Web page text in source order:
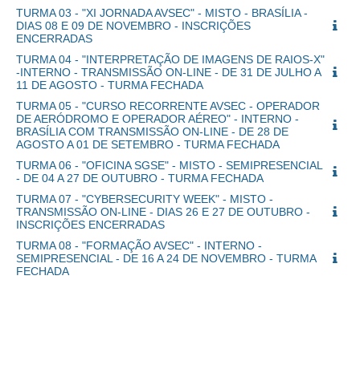
TURMA 03 - "XI JORNADA AVSEC" - MISTO - BRASÍLIA -
DIAS 08 E 09 DE NOVEMBRO - INSCRIÇÕES
ENCERRADAS
TURMA 04 - "INTERPRETAÇÃO DE IMAGENS DE RAIOS-X"
-INTERNO - TRANSMISSÃO ON-LINE - DE 31 DE JULHO A
11 DE AGOSTO - TURMA FECHADA
TURMA 05 - "CURSO RECORRENTE AVSEC - OPERADOR
DE AERÓDROMO E OPERADOR AÉREO" - INTERNO -
BRASÍLIA COM TRANSMISSÃO ON-LINE - DE 28 DE
AGOSTO A 01 DE SETEMBRO - TURMA FECHADA
TURMA 06 - "OFICINA SGSE" - MISTO - SEMIPRESENCIAL
- DE 04 A 27 DE OUTUBRO - TURMA FECHADA
TURMA 07 - "CYBERSECURITY WEEK" - MISTO -
TRANSMISSÃO ON-LINE - DIAS 26 E 27 DE OUTUBRO -
INSCRIÇÕES ENCERRADAS
TURMA 08 - "FORMAÇÃO AVSEC" - INTERNO -
SEMIPRESENCIAL - DE 16 A 24 DE NOVEMBRO - TURMA
FECHADA